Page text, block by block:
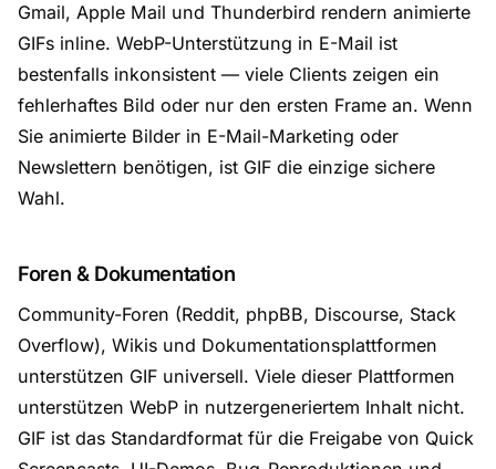
Gmail, Apple Mail und Thunderbird rendern animierte
GIFs inline. WebP-Unterstützung in E-Mail ist
bestenfalls inkonsistent — viele Clients zeigen ein
fehlerhaftes Bild oder nur den ersten Frame an. Wenn
Sie animierte Bilder in E-Mail-Marketing oder
Newslettern benötigen, ist GIF die einzige sichere
Wahl.
Foren & Dokumentation
Community-Foren (Reddit, phpBB, Discourse, Stack
Overflow), Wikis und Dokumentationsplattformen
unterstützen GIF universell. Viele dieser Plattformen
unterstützen WebP in nutzergeneriertem Inhalt nicht.
GIF ist das Standardformat für die Freigabe von Quick